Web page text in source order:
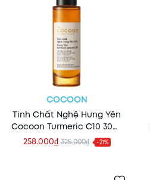
COCOON
Tinh Chất Nghệ Hưng Yên
Cocoon Turmeric C10 30ml
(Mẫu Mới)
258.000₫ 325.000₫ -21%